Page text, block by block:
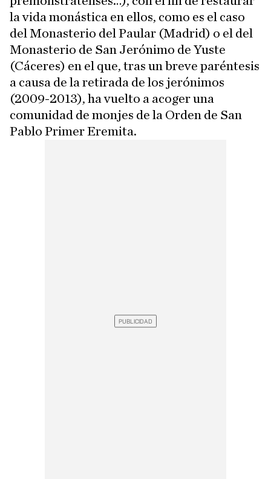
la vida monástica en ellos, como es el caso
del Monasterio del Paular (Madrid) o el del
Monasterio de San Jerónimo de Yuste
(Cáceres) en el que, tras un breve paréntesis
a causa de la retirada de los jerónimos
(2009-2013), ha vuelto a acoger una
comunidad de monjes de la Orden de San
Pablo Primer Eremita.